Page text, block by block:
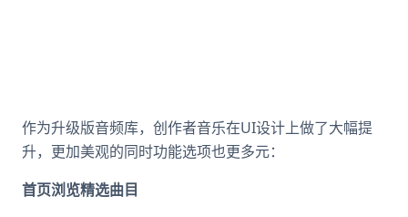
作为升级版音频库，创作者音乐在UI设计上做了大幅提
升，更加美观的同时功能选项也更多元：
首页浏览精选曲目